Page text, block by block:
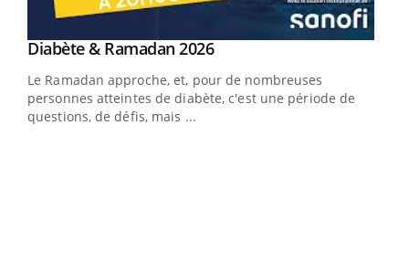
Youtube
Diabète & Ramadan 2026Youtube
Le Ramadan approche, et, pour de nombreuses
personnes atteintes de diabète, c'est une période de
questions, de défis, mais ...